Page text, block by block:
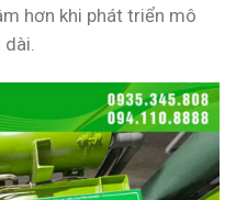
hơn khi phát triển mô
dài.